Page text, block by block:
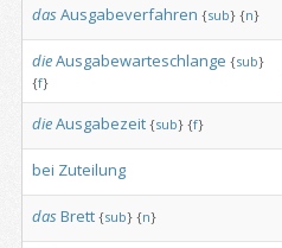
dasAusgabeverfahren {sub} {n}
dieAusgabewarteschlange {sub}
{f}
dieAusgabezeit {sub} {f}
bei Zuteilung
dasBrett {sub} {n}